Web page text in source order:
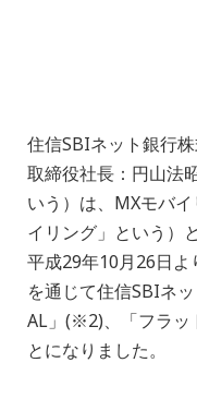
住信SBIネット銀行
取締役社長：円山法
いう）は、MXモバ
イリング」という）
平成29年10月26日
を通じて住信SBIネ
AL」(※2)、「フラッ
とになりました。